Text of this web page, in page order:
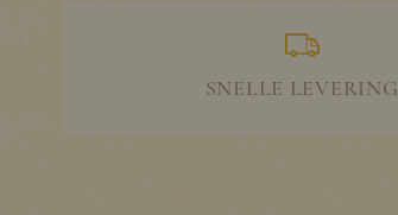
SNELLE LEVERING